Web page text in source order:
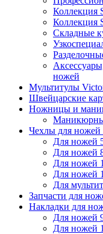
Коллекция
Коллекция
Складные
ножей
Мультитулы
Швейцарские
Ножницы и
Чехлы для ножей
Для ножей
Для ножей
Для ножей
Для ножей
Для
Запчасти для
Накладки для
Для ножей
Для ножей